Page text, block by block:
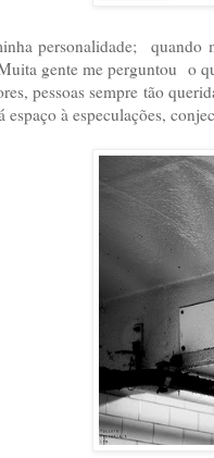
personalidade; quando
gente me perguntou o
pessoas sempre tão
espaço à especulações,